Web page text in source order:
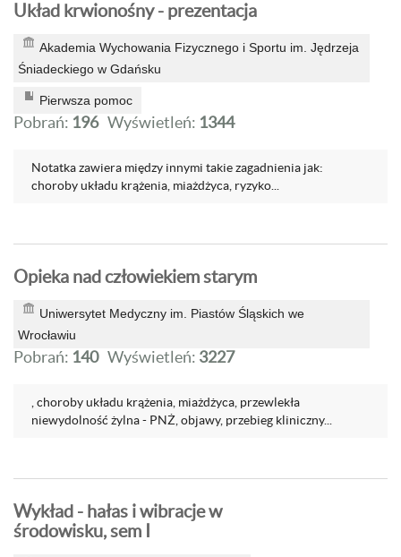
Układ krwionośny - prezentacja
Akademia Wychowania Fizycznego i Sportu im. Jędrzeja
Śniadeckiego w Gdańsku
Pierwsza pomoc
Pobrań: 196 Wyświetleń: 1344
Notatka zawiera między innymi takie zagadnienia jak:
choroby układu krążenia, miażdżyca, ryzyko...
Opieka nad człowiekiem starym
Uniwersytet Medyczny im. Piastów Śląskich we
Wrocławiu
Pobrań: 140 Wyświetleń: 3227
, choroby układu krążenia, miażdżyca, przewlekła
niewydolność żylna - PNŻ, objawy, przebieg kliniczny...
Wykład - hałas i wibracje w
środowisku, sem I